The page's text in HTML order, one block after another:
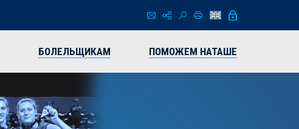
БОЛЕЛЬЩИКАМ ПОМОЖЕМ НАТАШЕ